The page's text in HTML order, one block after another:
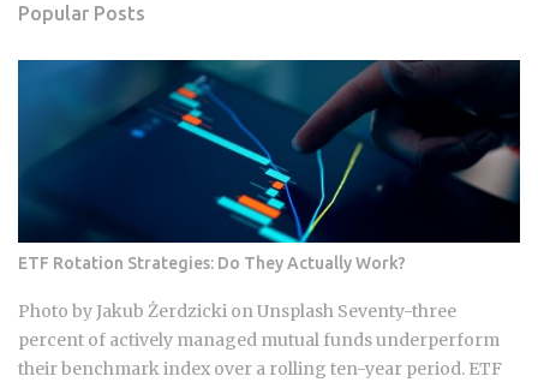
Popular Posts
ETF Rotation Strategies: Do They Actually Work?
Photo by Jakub Żerdzicki on Unsplash Seventy-three
percent of actively managed mutual funds underperform
their benchmark index over a rolling ten-year period. ETF